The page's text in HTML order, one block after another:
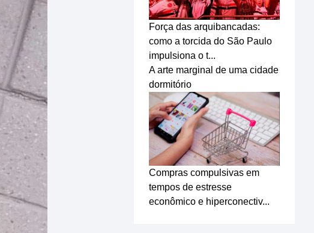
Força das arquibancadas:
como a torcida do São Paulo
impulsiona o t...
A arte marginal de uma cidade
dormitório
Compras compulsivas em
tempos de estresse
econômico e hiperconectiv...